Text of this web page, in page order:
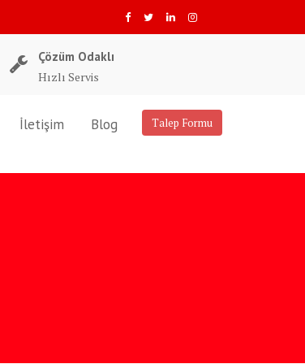
Çözüm Odaklı
Hızlı Servis
Talep Formu
İletişim Blog